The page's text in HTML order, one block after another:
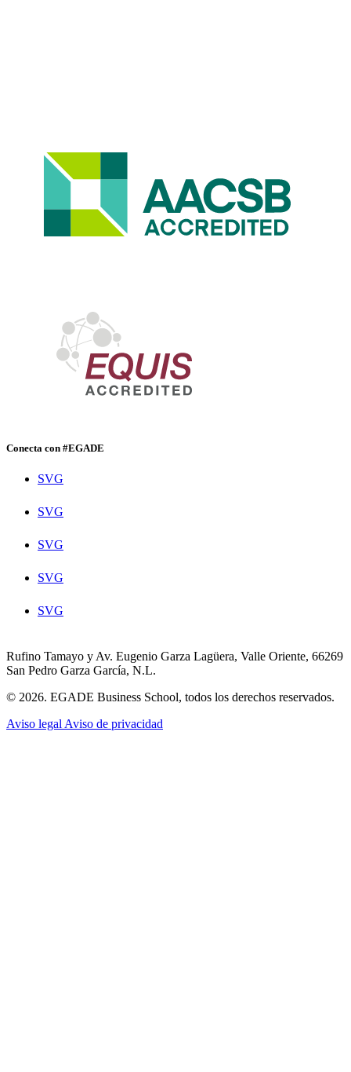
Conecta con #EGADE
SVG
SVG
SVG
SVG
SVG
Rufino Tamayo y Av. Eugenio Garza Lagüera, Valle Oriente, 66269
San Pedro Garza García, N.L.
© 2026. EGADE Business School, todos los derechos reservados.
Aviso legalAviso de privacidad